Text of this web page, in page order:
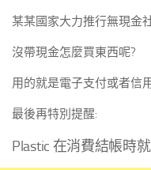
某某國家大力推行無現金
沒帶現金怎麼買東西呢?
用的就是電子支付或者信
最後再特別提醒:
Plastic 在消費結帳時